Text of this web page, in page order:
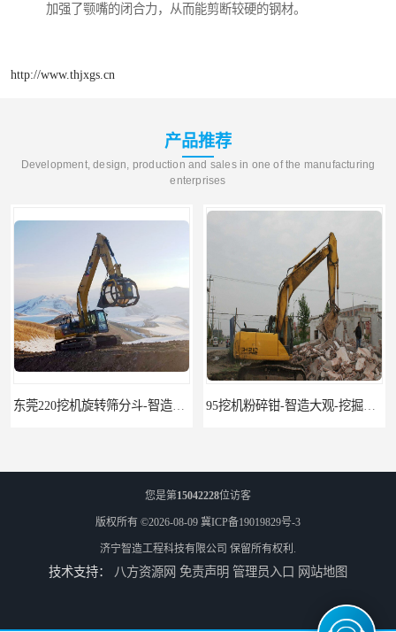
加强了颚嘴的闭合力，从而能剪断较硬的钢材。
http://www.thjxgs.cn
产品推荐
Development, design, production and sales in one of the manufacturing
enterprises
东莞220挖机旋转筛分斗-智造大观报价-旋转筛沙斗筛沙机 95挖机粉碎钳-智造大观-挖掘机钢筋分离钳
挖掘机除草机 315挖掘机割草机 智造大观 园林割草机 135挖掘机割草机 智造大观
您是第15042228位访客
版权所有 ©2026-08-09 冀ICP备19019829号-3
济宁智造工程科技有限公司 保留所有权利.
技术支持： 八方资源网 免责声明 管理员入口 网站地图